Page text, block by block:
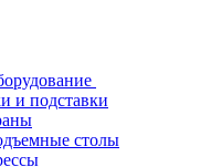
и подставки
столы